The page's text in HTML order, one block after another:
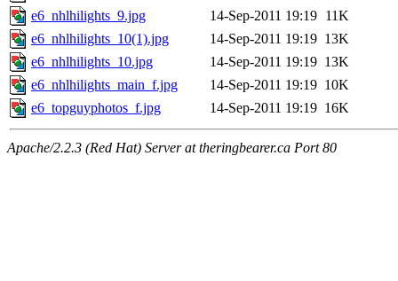
e6_nhlhilights_9.jpg
14-Sep-2011 19:19 11K
e6_nhlhilights_10(1).jpg
14-Sep-2011 19:19 13K
e6_nhlhilights_10.jpg
14-Sep-2011 19:19 13K
e6_nhlhilights_main_f.jpg
14-Sep-2011 19:19 10K
e6_topguyphotos_f.jpg
14-Sep-2011 19:19 16K
Apache/2.2.3 (Red Hat) Server at theringbearer.ca Port 80